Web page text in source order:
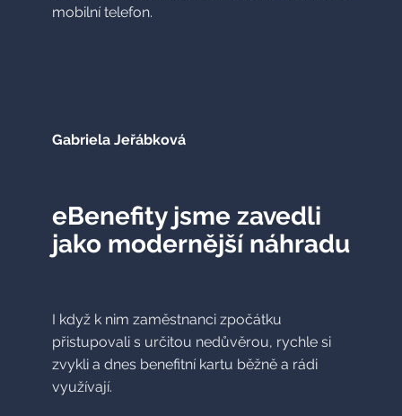
mobilní telefon.
Gabriela Jeřábková
eBenefity jsme zavedli
jako modernější náhradu
I když k nim zaměstnanci zpočátku
přistupovali s určitou nedůvěrou, rychle si
zvykli a dnes benefitní kartu běžně a rádi
využívají.